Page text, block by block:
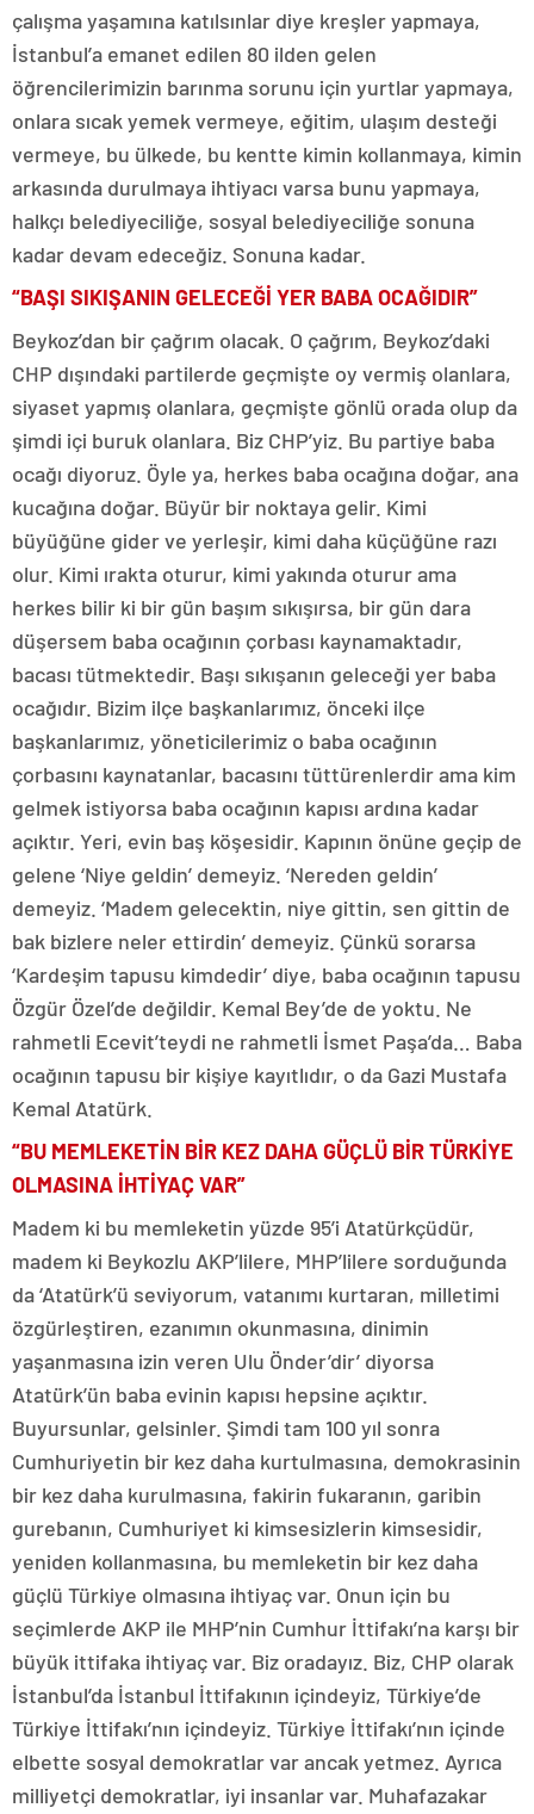
çalışma yaşamına katılsınlar diye kreşler yapmaya,
İstanbul’a emanet edilen 80 ilden gelen
öğrencilerimizin barınma sorunu için yurtlar yapmaya,
onlara sıcak yemek vermeye, eğitim, ulaşım desteği
vermeye, bu ülkede, bu kentte kimin kollanmaya, kimin
arkasında durulmaya ihtiyacı varsa bunu yapmaya,
halkçı belediyeciliğe, sosyal belediyeciliğe sonuna
kadar devam edeceğiz. Sonuna kadar.
“BAŞI SIKIŞANIN GELECEĞİ YER BABA OCAĞIDIR”
Beykoz’dan bir çağrım olacak. O çağrım, Beykoz’daki
CHP dışındaki partilerde geçmişte oy vermiş olanlara,
siyaset yapmış olanlara, geçmişte gönlü orada olup da
şimdi içi buruk olanlara. Biz CHP’yiz. Bu partiye baba
ocağı diyoruz. Öyle ya, herkes baba ocağına doğar, ana
kucağına doğar. Büyür bir noktaya gelir. Kimi
büyüğüne gider ve yerleşir, kimi daha küçüğüne razı
olur. Kimi ırakta oturur, kimi yakında oturur ama
herkes bilir ki bir gün başım sıkışırsa, bir gün dara
düşersem baba ocağının çorbası kaynamaktadır,
bacası tütmektedir. Başı sıkışanın geleceği yer baba
ocağıdır. Bizim ilçe başkanlarımız, önceki ilçe
başkanlarımız, yöneticilerimiz o baba ocağının
çorbasını kaynatanlar, bacasını tüttürenlerdir ama kim
gelmek istiyorsa baba ocağının kapısı ardına kadar
açıktır. Yeri, evin baş köşesidir. Kapının önüne geçip de
gelene ‘Niye geldin’ demeyiz. ‘Nereden geldin’
demeyiz. ‘Madem gelecektin, niye gittin, sen gittin de
bak bizlere neler ettirdin’ demeyiz. Çünkü sorarsa
‘Kardeşim tapusu kimdedir’ diye, baba ocağının tapusu
Özgür Özel’de değildir. Kemal Bey’de de yoktu. Ne
rahmetli Ecevit’teydi ne rahmetli İsmet Paşa’da… Baba
ocağının tapusu bir kişiye kayıtlıdır, o da Gazi Mustafa
Kemal Atatürk.
“BU MEMLEKETİN BİR KEZ DAHA GÜÇLÜ BİR TÜRKİYE
OLMASINA İHTİYAÇ VAR”
Madem ki bu memleketin yüzde 95’i Atatürkçüdür,
madem ki Beykozlu AKP’lilere, MHP’lilere sorduğunda
da ‘Atatürk’ü seviyorum, vatanımı kurtaran, milletimi
özgürleştiren, ezanımın okunmasına, dinimin
yaşanmasına izin veren Ulu Önder’dir’ diyorsa
Atatürk’ün baba evinin kapısı hepsine açıktır.
Buyursunlar, gelsinler. Şimdi tam 100 yıl sonra
Cumhuriyetin bir kez daha kurtulmasına, demokrasinin
bir kez daha kurulmasına, fakirin fukaranın, garibin
gurebanın, Cumhuriyet ki kimsesizlerin kimsesidir,
yeniden kollanmasına, bu memleketin bir kez daha
güçlü Türkiye olmasına ihtiyaç var. Onun için bu
seçimlerde AKP ile MHP’nin Cumhur İttifakı’na karşı bir
büyük ittifaka ihtiyaç var. Biz oradayız. Biz, CHP olarak
İstanbul’da İstanbul İttifakının içindeyiz, Türkiye’de
Türkiye İttifakı’nın içindeyiz. Türkiye İttifakı’nın içinde
elbette sosyal demokratlar var ancak yetmez. Ayrıca
milliyetçi demokratlar, iyi insanlar var. Muhafazakar